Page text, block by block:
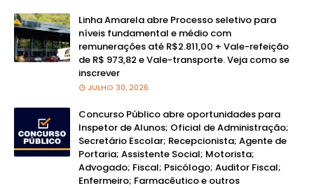
Linha Amarela abre Processo seletivo para
níveis fundamental e médio com
remunerações até R$2.811,00 + Vale-refeição
de R$ 973,82 e Vale-transporte. Veja como se
inscrever
JULHO 30, 2026
Concurso Público abre oportunidades para
Inspetor de Alunos; Oficial de Administração;
Secretário Escolar; Recepcionista; Agente de
Portaria; Assistente Social; Motorista;
Advogado; Fiscal; Psicólogo; Auditor Fiscal;
Enfermeiro; Farmacêutico e outros